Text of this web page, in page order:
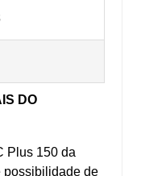
DO
Plus 150 da
possibilidade de